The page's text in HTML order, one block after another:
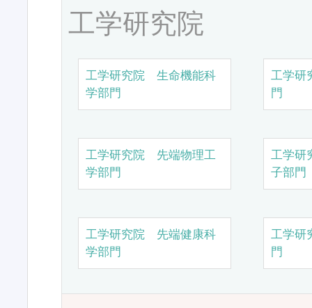
工学研究院
工学研究院 生命機能科
学部門
工学研
門
工学研究院 先端物理工
学部門
工学研
子部門
工学研究院 先端健康科
学部門
工学研
門